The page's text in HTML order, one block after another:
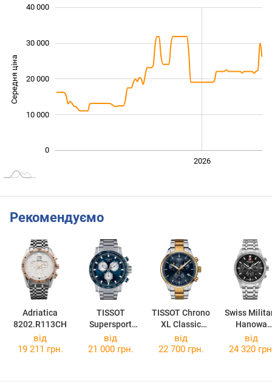
Середня ціна 10 000
0
10 000
20 000
30 000
40 000
2026
Рекомендуємо
Adriatica
8202.R113CH
TISSOT
Supersport
Chrono
T125.617.11.0
TISSOT Chrono
XL Classic
T116.617.22.0
41.00
Swiss
Hanowa
Airman
Class
від
19 211 грн.
від
21 000 грн.
від
22 700 грн.
від
24 320